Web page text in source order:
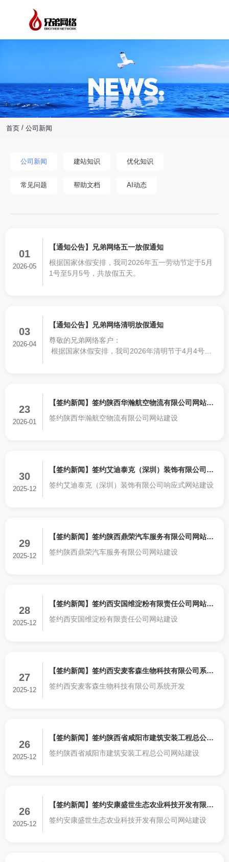
首页 / 公司新闻
公司新闻 建站知识 优化知识
常见问题 帮助文档 AI动态
01
2026-05
【通知公告】兄弟网络五一放假通知
根据国家休假安排，我司2026年五一劳动节定于5月
1号至5月5号，共放假五天。
03
2026-04
【通知公告】兄弟网络清明放假通知
尊敬的兄弟网络客户：
根据国家休假安排，我司2026年清明节于4月4号至4
23
2026-01
【签约新闻】签约陕西华瀚航空物流有限公司网站建
设
签约陕西华瀚航空物流有限公司网站建设
30
2025-12
【签约新闻】签约艾迪泰克（深圳）装饰有限公司响
应式网站建设
签约艾迪泰克（深圳）装饰有限公司响应式网站建设
29
2025-12
【签约新闻】签约陕西鼎荣汽车服务有限公司网站建
设
签约陕西鼎荣汽车服务有限公司网站建设
28
2025-12
【签约新闻】签约西安国维淀粉有限责任公司网站建
设
签约西安国维淀粉有限责任公司网站建设
27
2025-12
【签约新闻】签约西安麦客森生物科技有限公司系统
开发
签约西安麦客森生物科技有限公司系统开发
26
2025-12
【签约新闻】签约陕西省咸阳市建筑安装工程总公司
网站建设
签约陕西省咸阳市建筑安装工程总公司网站建设
26
2025-12
【签约新闻】签约安康盛世生态农业科技开发有限公
司网站建设
签约安康盛世生态农业科技开发有限公司网站建设